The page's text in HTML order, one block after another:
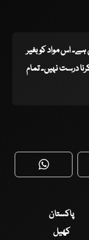
ہے۔ اس مواد کو بغیر
درست نہیں۔ تمام
WhatsApp
پاکستان
کھیل